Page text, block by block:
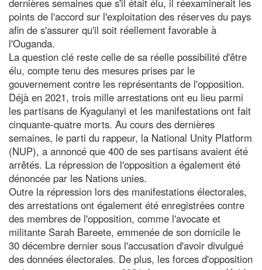
dernières semaines que s'il était élu, il réexaminerait les
points de l'accord sur l'exploitation des réserves du pays
afin de s'assurer qu'il soit réellement favorable à
l'Ouganda.
La question clé reste celle de sa réelle possibilité d'être
élu, compte tenu des mesures prises par le
gouvernement contre les représentants de l'opposition.
Déjà en 2021, trois mille arrestations ont eu lieu parmi
les partisans de Kyagulanyi et les manifestations ont fait
cinquante-quatre morts. Au cours des dernières
semaines, le parti du rappeur, la National Unity Platform
(NUP), a annoncé que 400 de ses partisans avaient été
arrêtés. La répression de l'opposition a également été
dénoncée par les Nations unies.
Outre la répression lors des manifestations électorales,
des arrestations ont également été enregistrées contre
des membres de l'opposition, comme l'avocate et
militante Sarah Bareete, emmenée de son domicile le
30 décembre dernier sous l'accusation d'avoir divulgué
des données électorales. De plus, les forces d'opposition